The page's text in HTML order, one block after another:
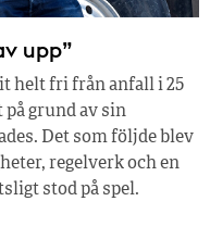
upp”
helt fri från anfall i 25
grund av sin
Det som följde blev
regelverk och en
stod på spel.